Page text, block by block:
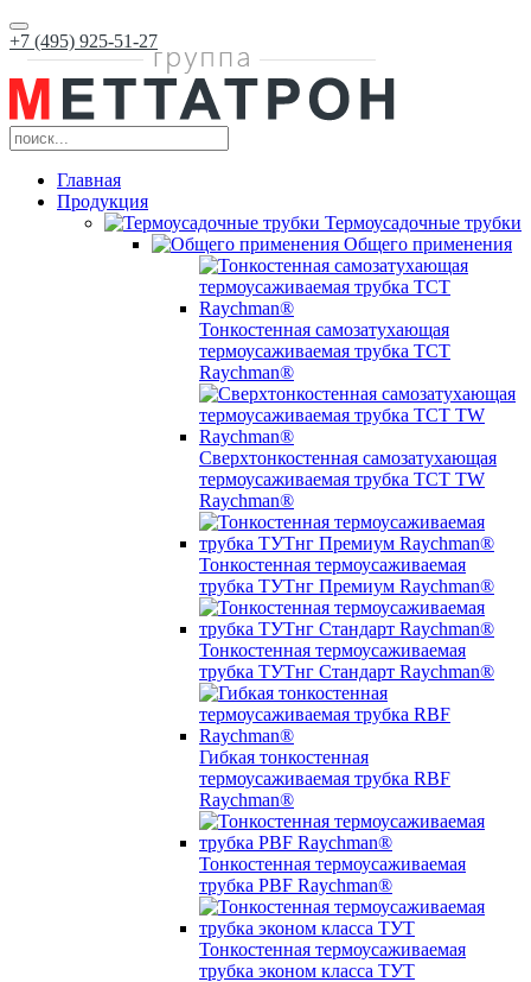
+7 (495) 925-51-27
Главная
Продукция
Термоусадочные трубки
Общего применения
Тонкостенная самозатухающая
термоусаживаемая трубка ТCT
Raychman®
Сверхтонкостенная самозатухающая
термоусаживаемая трубка ТCT TW
Raychman®
Тонкостенная термоусаживаемая
трубка ТУТнг Премиум Raychman®
Тонкостенная термоусаживаемая
трубка ТУТнг Стандарт Raychman®
Гибкая тонкостенная
термоусаживаемая трубка RBF
Raychman®
Тонкостенная термоусаживаемая
трубка PBF Raychman®
Тонкостенная термоусаживаемая
трубка эконом класса ТУТ